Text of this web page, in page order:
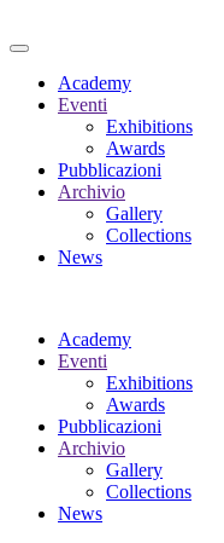
Academy
Eventi
Exhibitions
Awards
Pubblicazioni
Archivio
Gallery
Collections
News
Academy
Eventi
Exhibitions
Awards
Pubblicazioni
Archivio
Gallery
Collections
News